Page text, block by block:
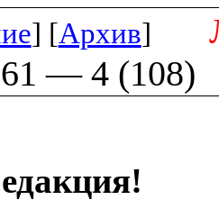
] [Архив]
— 4 (108)